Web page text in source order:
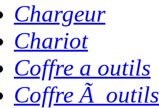
Chargeur
Chariot
Coffre a outils
Coffre Ã outils